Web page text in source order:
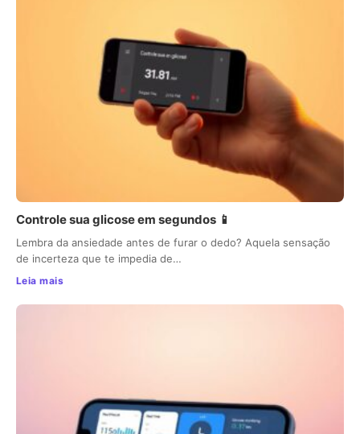
Controle sua glicose em segundos 📱
Lembra da ansiedade antes de furar o dedo? Aquela sensação
de incerteza que te impedia de…
Leia mais